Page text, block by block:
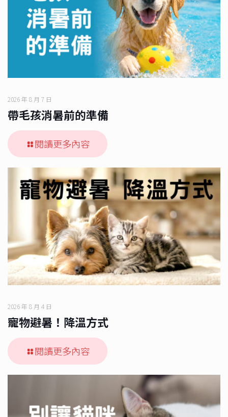
2026 年 8 月 7 日
帶毛孩消暑前的準備
閱讀更多內容
2026 年 8 月 4 日
寵物避暑！降溫方式
閱讀更多內容